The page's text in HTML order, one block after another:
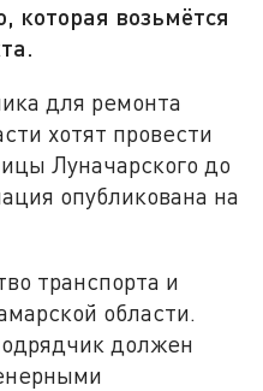
возьмётся
для ремонта
хотят провести
Луначарского до
опубликована на
транспорта и
области.
должен